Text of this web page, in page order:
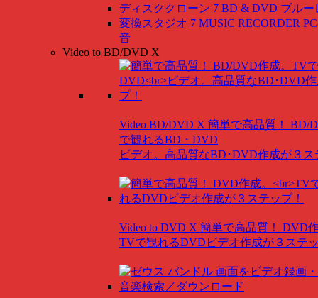
ディスククローン 7 BD & DVD ブルー
変換スタジオ 7 MUSIC RECORDER
音
Video to BD/DVD X
Video BD/DVD X 簡単で高品質！ BD/
で観れるBD・DVD
ビデオ。高品質なBD･DVD作成が３ス
Video to DVD X 簡単で高品質！ DVD
TVで観れるDVDビデオ作成が３ステ